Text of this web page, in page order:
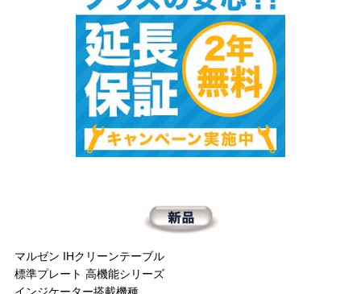
マルゼン IHクリーンテーブル
標準プレート 高機能シリーズ